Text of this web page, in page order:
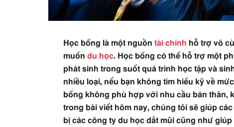
Học bổng là một nguồntài chính hỗ trợ vô
muốndu học. Học bổng có thể hỗ trợ một
phát sinh trong suốt quá trình học tập và
nhiều loại, nếu bạn không tìm hiểu kỹ về
bổng không phù hợp với nhu cầu bản thân,
trong bài viết hôm nay, chúng tôi sẽ giúp
bị các công ty du học dắt mũi cũng như